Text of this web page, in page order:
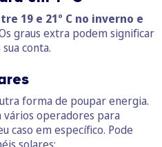
19 e 21º C no inverno e
graus extra podem significar
conta.
forma de poupar energia.
vários operadores para
caso em específico. Pode